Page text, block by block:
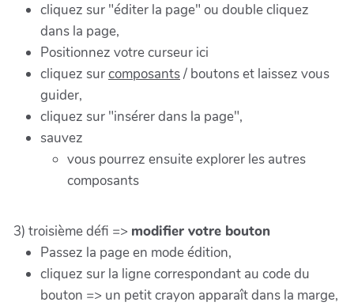
cliquez sur "éditer la page" ou double cliquez
dans la page,
Positionnez votre curseur ici
cliquez surcomposants/ boutons et laissez vous
guider,
cliquez sur "insérer dans la page",
sauvez
vous pourrez ensuite explorer les autres
composants
3) troisième défi => modifier votre bouton
Passez la page en mode édition,
cliquez sur la ligne correspondant au code du
bouton => un petit crayon apparaît dans la marge,